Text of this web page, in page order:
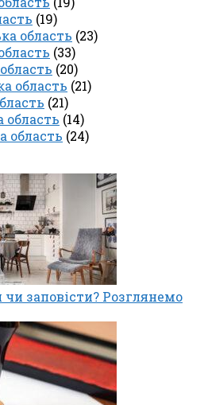
(19)
область (23)
(33)
(20)
область (21)
(21)
область (14)
область (24)
заповісти? Розглянемо